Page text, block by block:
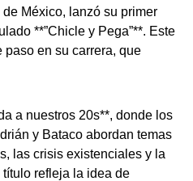
México, lanzó su primer
**”Chicle y Pega”**. Este
paso en su carrera, que
a nuestros 20s**, donde los
y Bataco abordan temas
las crisis existenciales y la
refleja la idea de